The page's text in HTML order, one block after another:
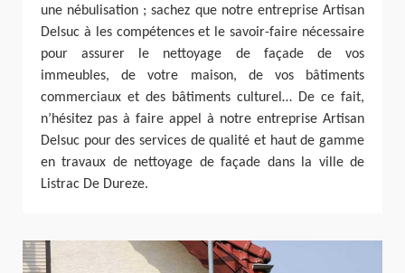
une nébulisation ; sachez que notre entreprise Artisan
Delsuc à les compétences et le savoir-faire nécessaire
pour assurer le nettoyage de façade de vos
immeubles, de votre maison, de vos bâtiments
commerciaux et des bâtiments culturel… De ce fait,
n’hésitez pas à faire appel à notre entreprise Artisan
Delsuc pour des services de qualité et haut de gamme
en travaux de nettoyage de façade dans la ville de
Listrac De Dureze.